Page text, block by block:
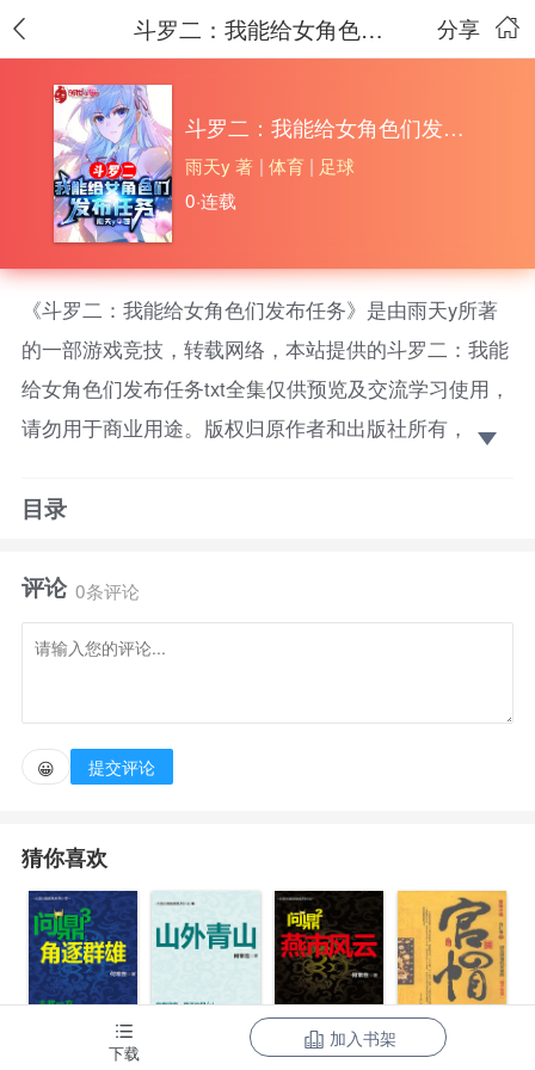
分享
斗罗二：我能给女角色们发布任务
斗罗二：我能给女角色们发布任务
雨天y 著 | 体育 | 足球
0·连载
《斗罗二：我能给女角色们发布任务》是由雨天y所著
的一部游戏竞技，转载网络，本站提供的斗罗二：我能
给女角色们发布任务txt全集仅供预览及交流学习使用，
请勿用于商业用途。版权归原作者和出版社所有，请在
版！ 穿越到万年后的斗罗大陆，激活了任务主系统，
励。
徐天羽表示：身为日月帝国皇子，主角眼中的反派，
合逻辑对吧？
们全都崩坏了。
王冬儿：徐天羽，我与秋儿谁更美？
唐雅：贝贝对不起，我也不想的，但是为了完成任
务，我只能这么做了。
目录
评论 0条评论
😀 提交评论
猜你喜欢
问鼎3：角逐群 问鼎2：燕市风 官帽
下载
加入书架